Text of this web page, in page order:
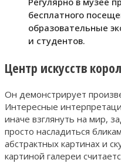
бесплатного
образовательные
и студентов.
Центр искусств
Он демонстрирует
Интересные
иначе взглянуть на мир,
просто насладиться
абстрактных картинах и
картиной галереи